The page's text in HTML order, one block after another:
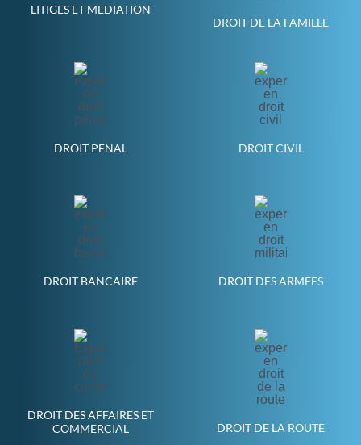
LITIGES ET MEDIATION
DROIT DE LA FAMILLE
DROIT PENAL DROIT CIVIL
DROIT BANCAIRE DROIT DES ARMEES
DROIT DES AFFAIRES ET
COMMERCIAL
DROIT DE LA ROUTE